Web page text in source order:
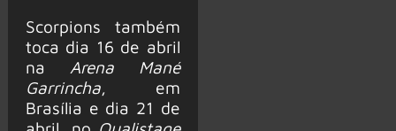
Scorpions também
toca dia 16 de abril
na Arena Mané
Garrincha, em
Brasília e dia 21 de